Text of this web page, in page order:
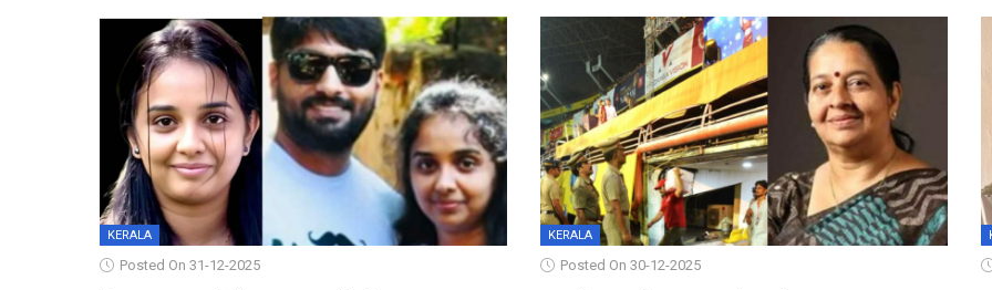
KERALA
Posted On 31-12-2025
KERALA
Posted On 30-12-2025